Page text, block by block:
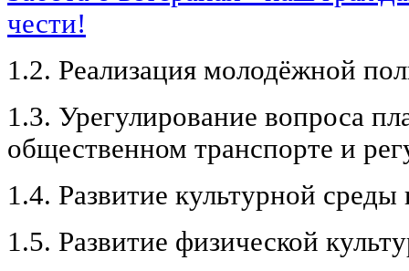
чести!
1.2. Реализация молодёжной
1.3. Урегулирование вопроса
общественном транспорте и
1.4. Развитие культурной среды
1.5. Развитие физической